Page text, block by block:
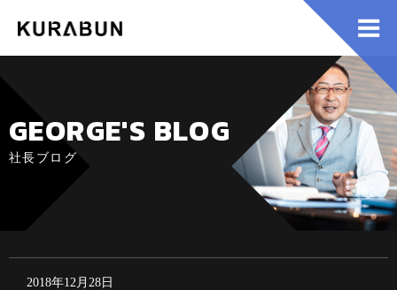
GEORGE'S BLOG
社長ブログ
2018年12月28日